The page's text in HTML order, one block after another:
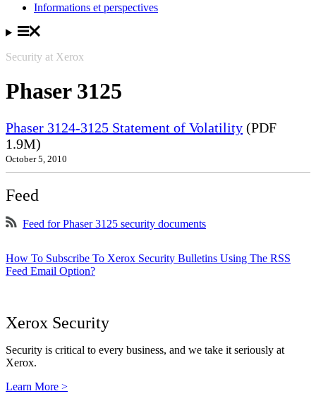
Informations et perspectives
Security at Xerox
Phaser 3125
Phaser 3124-3125 Statement of Volatility (PDF
1.9M)
October 5, 2010
Feed
Feed for Phaser 3125 security documents
How To Subscribe To Xerox Security Bulletins Using The RSS
Feed Email Option?
Xerox Security
Security is critical to every business, and we take it seriously at
Xerox.
Learn More >